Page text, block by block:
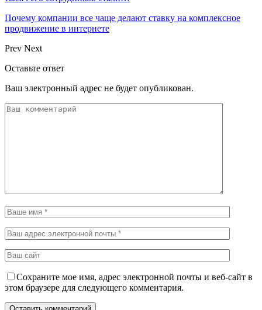
Почему компании все чаще делают ставку на комплексное
продвижение в интернете
Prev Next
Оставьте ответ
Ваш электронный адрес не будет опубликован.
Сохраните мое имя, адрес электронной почты и веб-сайт в
этом браузере для следующего комментария.